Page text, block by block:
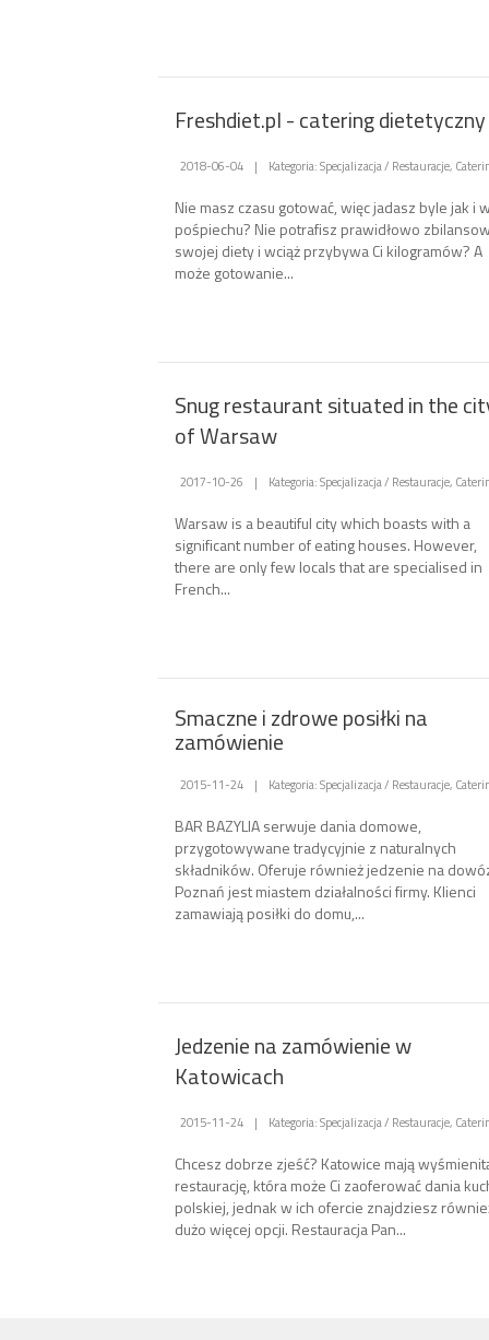
Freshdiet.pl - catering dietetyczny
2018-06-04 | Kategoria: Specjalizacja / Restauracje,
Nie masz czasu gotować, więc jadasz byle jak i
pośpiechu? Nie potrafisz prawidłowo
swojej diety i wciąż przybywa Ci kilogramów? A
może gotowanie...
Snug restaurant situated in the
of Warsaw
2017-10-26 | Kategoria: Specjalizacja / Restauracje,
Warsaw is a beautiful city which boasts with a
significant number of eating houses. However,
there are only few locals that are specialised in
French...
Smaczne i zdrowe posiłki na
zamówienie
2015-11-24 | Kategoria: Specjalizacja / Restauracje,
BAR BAZYLIA serwuje dania domowe,
przygotowywane tradycyjnie z naturalnych
składników. Oferuje również jedzenie na
Poznań jest miastem działalności firmy. Klienci
zamawiają posiłki do domu,...
Jedzenie na zamówienie w
Katowicach
2015-11-24 | Kategoria: Specjalizacja / Restauracje,
Chcesz dobrze zjeść? Katowice mają
restaurację, która może Ci zaoferować dania
polskiej, jednak w ich ofercie znajdziesz
dużo więcej opcji. Restauracja Pan...